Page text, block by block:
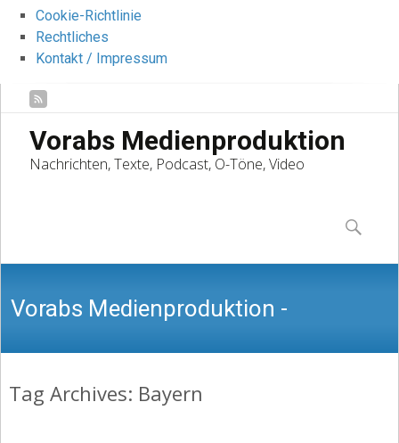
Cookie-Richtlinie
Rechtliches
Kontakt / Impressum
Vorabs Medienproduktion
Nachrichten, Texte, Podcast, O-Töne, Video
content
Suchen
nach:
Vorabs Medienproduktion -
Nachrichten, Texte, Podcast, O-Töne,
Tag Archives: Bayern